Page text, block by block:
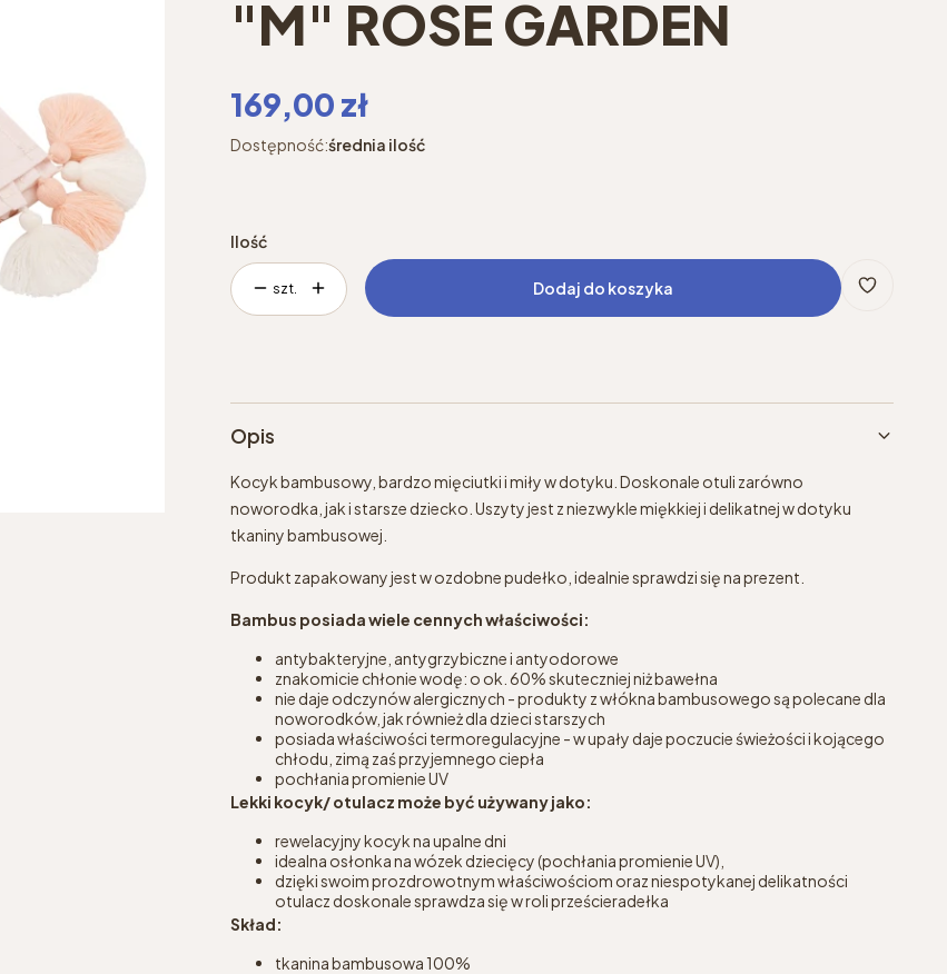
"M" ROSE GARDEN
Cena
169,00 zł
Dostępność:średnia ilość
Ilość
szt. Dodaj do koszyka
Opis
Kocyk bambusowy, bardzo mięciutki i miły w dotyku. Doskonale otuli zarówno
noworodka, jak i starsze dziecko. Uszyty jest z niezwykle miękkiej i delikatnej w dotyku
tkaniny bambusowej.
Produkt zapakowany jest w ozdobne pudełko, idealnie sprawdzi się na prezent.
Bambus posiada wiele cennych właściwości:
antybakteryjne, antygrzybiczne i antyodorowe
znakomicie chłonie wodę: o ok. 60% skuteczniej niż bawełna
nie daje odczynów alergicznych - produkty z włókna bambusowego są polecane dla
noworodków, jak również dla dzieci starszych
posiada właściwości termoregulacyjne - w upały daje poczucie świeżości i kojącego
chłodu, zimą zaś przyjemnego ciepła
pochłania promienie UV
Lekki kocyk/ otulacz może być używany jako:
rewelacyjny kocyk na upalne dni
idealna osłonka na wózek dziecięcy (pochłania promienie UV),
dzięki swoim prozdrowotnym właściwościom oraz niespotykanej delikatności
otulacz doskonale sprawdza się w roli prześcieradełka
Skład:
tkanina bambusowa 100%